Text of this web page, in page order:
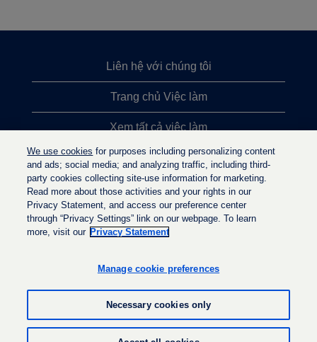
Liên hệ với chúng tôi
Trang chủ Việc làm
Xem tất cả việc làm
Việc làm được tìm kiếm nhiều nhất
Chính sách quyền riêng tư
t
o
n
g
t
t
n
g
t
o
t
© LyondellBasell Industries Holdings B.V. 2022
We use cookies for purposes including personalizing content
and ads; social media; and analyzing traffic, including third-
party cookies collecting site-use information for marketing.
Read more about those activities and your rights in our
Privacy Statement, and access our preference center
through “Privacy Settings” link on our webpage. To learn
more, visit our Privacy Statement
Manage cookie preferences
Necessary cookies only